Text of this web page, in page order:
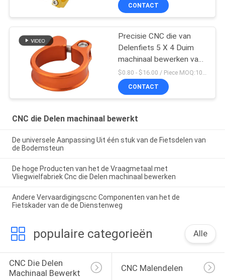
CONTACT
Precisie CNC die van
Delenfiets 5 X 4 Duim
machinaal bewerken van
Seatpost de Klem
$0.80 - $16.00 / Piece MOQ:10 stukken
CONTACT
CNC die Delen machinaal bewerkt
De universele Aanpassing Uit één stuk van de Fietsdelen van
de Bodemsteun
De hoge Producten van het de Vraagmetaal met
Vliegwielfabriek Cnc die Delen machinaal bewerken
Andere Vervaardigingscnc Componenten van het de
Fietskader van de de Dienstenweg
populaire categorieën Alle
CNC Die Delen
Machinaal Bewerkt
CNC Malendelen